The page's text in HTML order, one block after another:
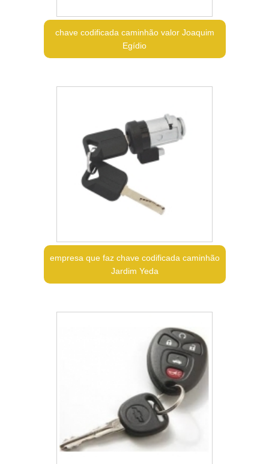
chave codificada caminhão valor Joaquim
Egídio
empresa que faz chave codificada caminhão
Jardim Yeda